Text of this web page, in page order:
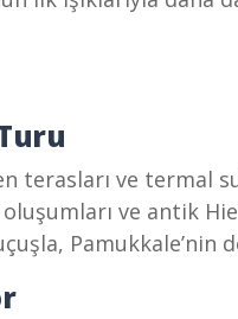
terasları ve termal
ve antik
Pamukkale’nin